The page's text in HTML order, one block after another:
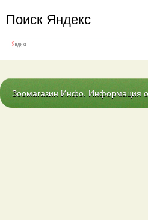
Поиск Яндекс
Зоомагазин Инфо. Информация о